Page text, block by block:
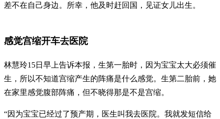
差不在自己身边。所幸，他及时赶回国，见证女儿出生。
感觉宫缩开车去医院
林慧玲15日早上告诉本报，生第一胎时，因为宝宝太大必须催
生，所以不知道宫缩产生的阵痛是什么感觉。生第二胎前，她
在家里感觉腹部阵痛，但不晓得那是不是宫缩。
“因为宝宝已经过了预产期，医生叫我去医院。我就发短信给